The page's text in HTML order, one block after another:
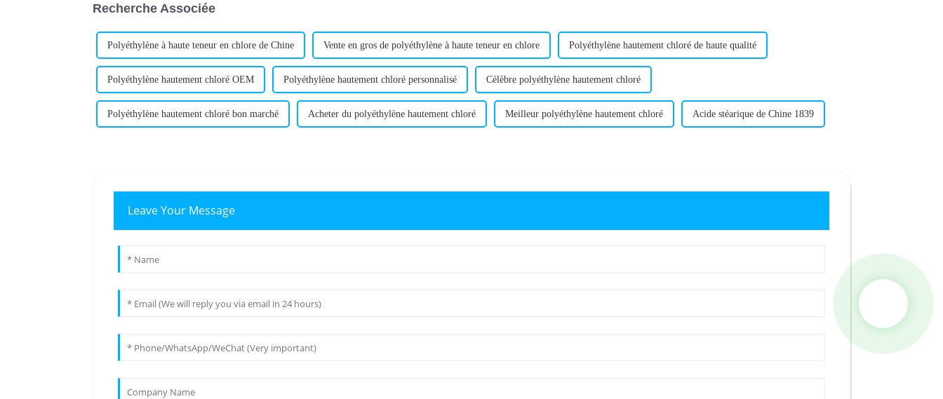
Recherche Associée
Polyéthylène à haute teneur en chlore de Chine Vente en gros de polyéthylène à haute teneur en chlore Polyéthylène hautement chloré de haute qualité
Polyéthylène hautement chloré OEM Polyéthylène hautement chloré personnalisé Célèbre polyéthylène hautement chloré
Polyéthylène hautement chloré bon marché Acheter du polyéthylène hautement chloré Meilleur polyéthylène hautement chloré Acide stéarique de Chine 1839
Leave Your Message